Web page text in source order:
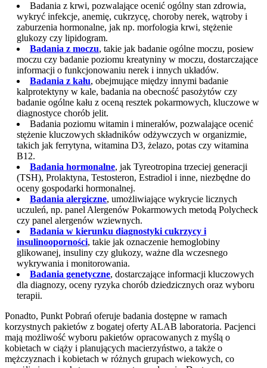
Badania z krwi, pozwalające ocenić ogólny stan zdrowia,
wykryć infekcje, anemię, cukrzycę, choroby nerek, wątroby i
zaburzenia hormonalne, jak np. morfologia krwi, stężenie
glukozy czy lipidogram.
Badania z moczu, takie jak badanie ogólne moczu, posiew
moczu czy badanie poziomu kreatyniny w moczu, dostarczające
informacji o funkcjonowaniu nerek i innych układów.
Badania z kału, obejmujące między innymi badanie
kalprotektyny w kale, badania na obecność pasożytów czy
badanie ogólne kału z oceną resztek pokarmowych, kluczowe w
diagnostyce chorób jelit.
Badania poziomu witamin i minerałów, pozwalające ocenić
stężenie kluczowych składników odżywczych w organizmie,
takich jak ferrytyna, witamina D3, żelazo, potas czy witamina
B12.
Badania hormonalne, jak Tyreotropina trzeciej generacji
(TSH), Prolaktyna, Testosteron, Estradiol i inne, niezbędne do
oceny gospodarki hormonalnej.
Badania alergiczne, umożliwiające wykrycie licznych
uczuleń, np. panel Alergenów Pokarmowych metodą Polycheck
czy panel alergenów wziewnych.
Badania w kierunku diagnostyki cukrzycy i
insulinooporności, takie jak oznaczenie hemoglobiny
glikowanej, insuliny czy glukozy, ważne dla wczesnego
wykrywania i monitorowania.
Badania genetyczne, dostarczające informacji kluczowych
dla diagnozy, oceny ryzyka chorób dziedzicznych oraz wyboru
terapii.
Ponadto, Punkt Pobrań oferuje badania dostępne w ramach
korzystnych pakietów z bogatej oferty ALAB laboratoria. Pacjenci
mają możliwość wyboru pakietów opracowanych z myślą o
kobietach w ciąży i planujących macierzyństwo, a także o
mężczyznach i kobietach w różnych grupach wiekowych, co